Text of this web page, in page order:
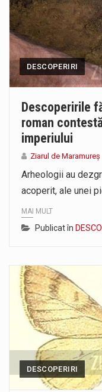
DESCOPERIRI
Descoperirile
roman
imperiului
Ziarul de Maramureș
Arheologii au
acoperit, ale unei
MAI MULT
Publicat în
DESCOPERIRI